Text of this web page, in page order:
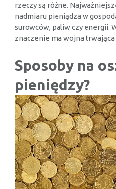
rzeczy są różne.
nadmiaru pieniądza w
surowców, paliw czy energii.
znaczenie ma wojna trwająca
Sposoby na
pieniędzy?